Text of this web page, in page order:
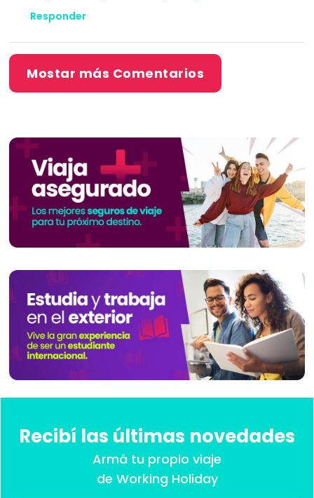
Responder
Mostar más Comentarios
Recibí las últimas novedades
Armá tu propio viaje
de Working Holiday